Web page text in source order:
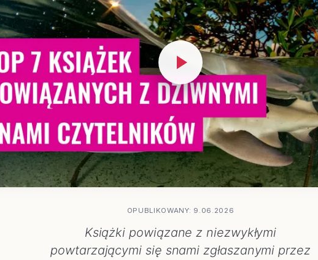
OPUBLIKOWANY: 9.06.2026
Książki powiązane z niezwykłymi
powtarzającymi się snami zgłaszanymi przez